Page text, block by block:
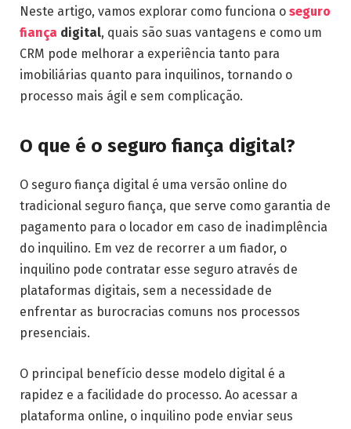
Neste artigo, vamos explorar como funciona o seguro
fiança digital, quais são suas vantagens e como um
CRM pode melhorar a experiência tanto para
imobiliárias quanto para inquilinos, tornando o
processo mais ágil e sem complicação.
O que é o seguro fiança digital?
O seguro fiança digital é uma versão online do
tradicional seguro fiança, que serve como garantia de
pagamento para o locador em caso de inadimplência
do inquilino. Em vez de recorrer a um fiador, o
inquilino pode contratar esse seguro através de
plataformas digitais, sem a necessidade de
enfrentar as burocracias comuns nos processos
presenciais.
O principal benefício desse modelo digital é a
rapidez e a facilidade do processo. Ao acessar a
plataforma online, o inquilino pode enviar seus